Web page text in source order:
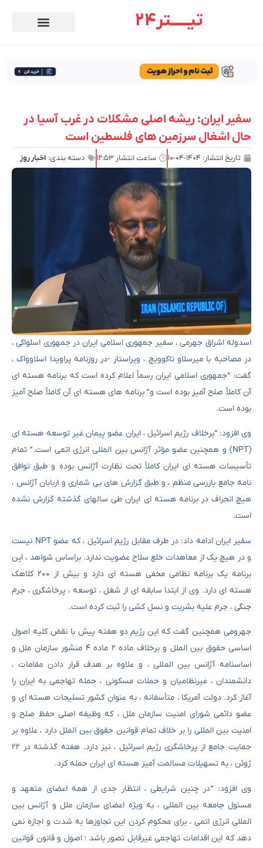
تیـــــتر24
سفیر ایران: ریشه اصلی مشکلات در غرب آسیا در
حال اشغال سرزمین های فلسطین است
تاریخ انتشار: ۱۴۰۴-۰۴-۱۰ ساعت انتشار ۱۲:۵۳ دسته بندی: اخبار روز
اسدوله اشراق جهرمی ، سفیر جمهوری اسلامی ایران در جمهوری اسلواکی ،
در مصاحبه با میرسلاو تاکوویچ ، ویراستار -در روزنامه پراویدا اسلاوواک ،
گفت: “جمهوری اسلامی ایران رسماً اعلام کرده است که برنامه هسته ای
آن کاملاً صلح آمیز بوده است و” برنامه های هسته ای آن کاملاً صلح آمیز
بوده است.
وی افزود: “برخلاف رژیم اسرائیل ، ایران عضو پیمان غیر توسعه هسته ای
(NPT) و همچنین عضو مؤثر آژانس بین المللی انرژی اتمی است.” تمام
تأسیسات هسته ای ایران کاملاً تحت نظارت آژانس بوده و طبق توافق
نامه جامع بازرسی منظم ، و طبق گزارش های بی شماری و اربابان آژانس ،
هیچ انحراف در برنامه هسته ای ایران طی سالهای گذشته گزارش نشده
است.
سفیر ایران ادامه داد: در طرف مقابل رژیم اسرائیل ، که عضو NPT نیست
و در هیچ یک از معاهدات خلع سلاح عضویت ندارد. براساس شواهد ، این
برنامه یک برنامه نظامی مخفی هسته ای دارد و بیش از ۲۰۰ کلاهک
هسته ای دارد. وی از ابتدا سابقه ای از شغل ، توسعه ، پرخاشگری ، جرم
جنگی ، جرم علیه بشریت و نسل کشی را ثبت کرده است.
جهرومی همچنین گفت که این رژیم دو هفته پیش با نقض کلیه اصول
اساسی حقوق بین الملل و برخلاف ماده ۲ ماده ۴ منشور سازمان ملل و
اساسنامه آژانس بین المللی ، و علاوه بر هدف قرار دادن مقامات ،
دانشمندان ، غیرنظامیان و حملات مسکونی ، حمله تهاجمی به ایران را
آغاز کرد. دولت آمریکا ، متأسفانه ، به عنوان کشور تسلیحات هسته ای و
عضو دائمی شورای امنیت سازمان ملل ، که وظیفه اصلی حفظ صلح و
امنیت بین المللی را بر خلاف تمام قوانین حقوق بین الملل دارد ، علاوه بر
حمایت جامع از پرخاشگری رژیم اسرائیل ، نیز دارد. هفته گذشته در ۲۲
ژوئن ، به تسهیلات مسالمت آمیز هسته ای ایران حمله کرد.
وی افزود: “در چنین شرایطی ، انتظار جدی از همه اعضای متعهد و
مسئول جامعه بین المللی ، به ویژه اعضای سازمان ملل و آژانس بین
المللی انرژی اتمی ، برای محکوم کردن این تجاوزها به شدت و اجازه نمی
دهد که این اقدامات تهاجمی غیرقابل تصور باشد ؛ اصول و قانون قوانین